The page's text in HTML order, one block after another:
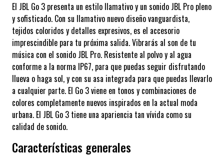
El JBL Go 3 presenta un estilo llamativo y un sonido JBL Pro pleno
y sofisticado. Con su llamativo nuevo diseño vanguardista,
tejidos coloridos y detalles expresivos, es el accesorio
imprescindible para tu próxima salida. Vibrarás al son de tu
música con el sonido JBL Pro. Resistente al polvo y al agua
conforme a la norma IP67, para que puedas seguir disfrutando
llueva o haga sol, y con su asa integrada para que puedas llevarlo
a cualquier parte. El Go 3 viene en tonos y combinaciones de
colores completamente nuevos inspirados en la actual moda
urbana. El JBL Go 3 tiene una apariencia tan vívida como su
calidad de sonido.
Características generales